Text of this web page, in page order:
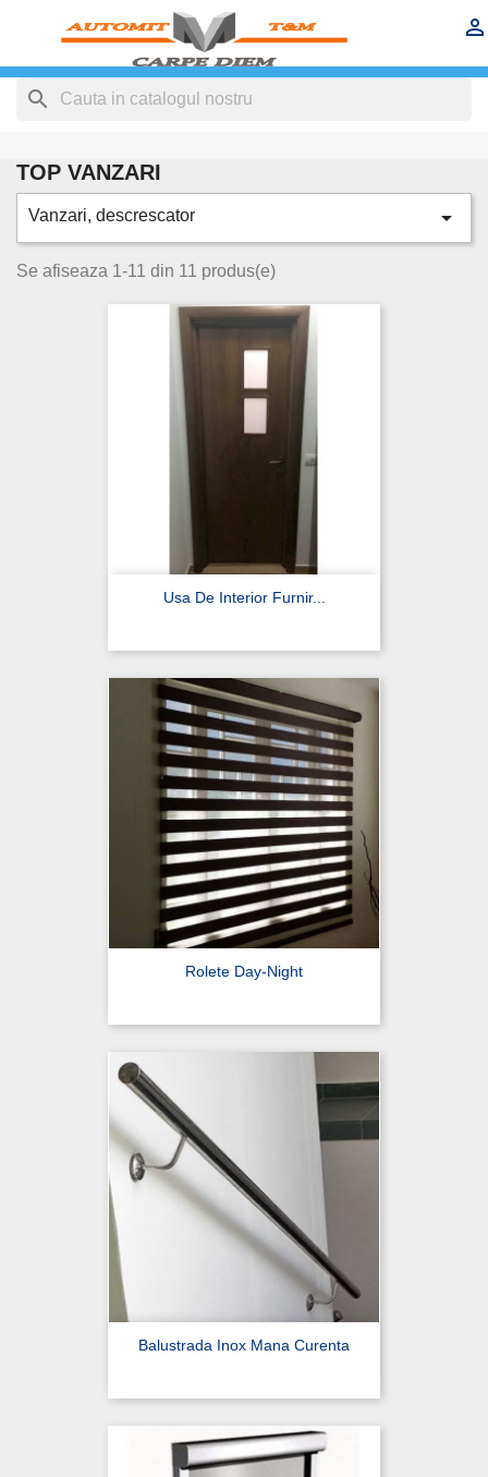

search
TOP VANZARI
Vanzari, descrescator 
Se afiseaza 1-11 din 11 produs(e)
Usa De Interior Furnir...
Rolete Day-Night
Balustrada Inox Mana Curenta